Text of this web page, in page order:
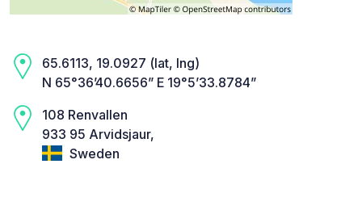
65.6113, 19.0927 (lat, lng)
N 65°36’40.6656” E 19°5’33.8784”
108 Renvallen
933 95 Arvidsjaur,
Sweden